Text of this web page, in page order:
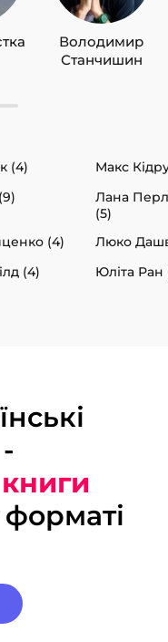
Володимир
Станчишин
(4) Макс
Лана
(5)
(4) Люко
(4) Юліта Ран